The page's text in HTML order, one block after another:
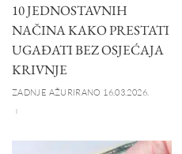
10 JEDNOSTAVNIH
NAČINA KAKO PRESTATI
UGAĐATI BEZ OSJEĆAJA
KRIVNJE
ZADNJE AŽURIRANO 16.03.2026.